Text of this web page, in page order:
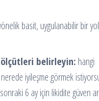
basit, uygulanabilir bir
belirleyin: hangi
iyileşme görmek
6 ay için likidite güven